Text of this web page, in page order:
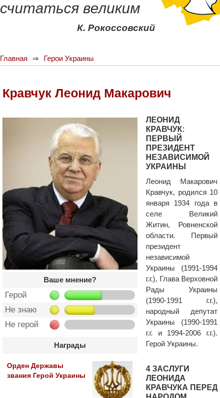
считаться великим
К. Рокоссовский
Главная Герои Украины
Кравчук Леонид Макарович
Ваше мнение?
Герой
Не знаю
Не герой
Награды
Орден Державы
звания Герой Украины
ЛЕОНИД
КРАВЧУК:
ПЕРВЫЙ
ПРЕЗИДЕНТ
НЕЗАВИСИМОЙ
УКРАИНЫ
Леонид Макарович
Кравчук, родился 10
января 1934 года в
селе Великий
Житин, Ровненской
области. Первый
президент
независимой
Украины (1991-1994
г.г.), Глава Верховной
Рады Украины
(1990-1991 г.г.),
народный депутат
Украины (1990-1991
г.г. и 1994-2006 г.г.).
Герой Украины.
4 ЗАСЛУГИ
ЛЕОНИДА
КРАВЧУКА ПЕРЕД